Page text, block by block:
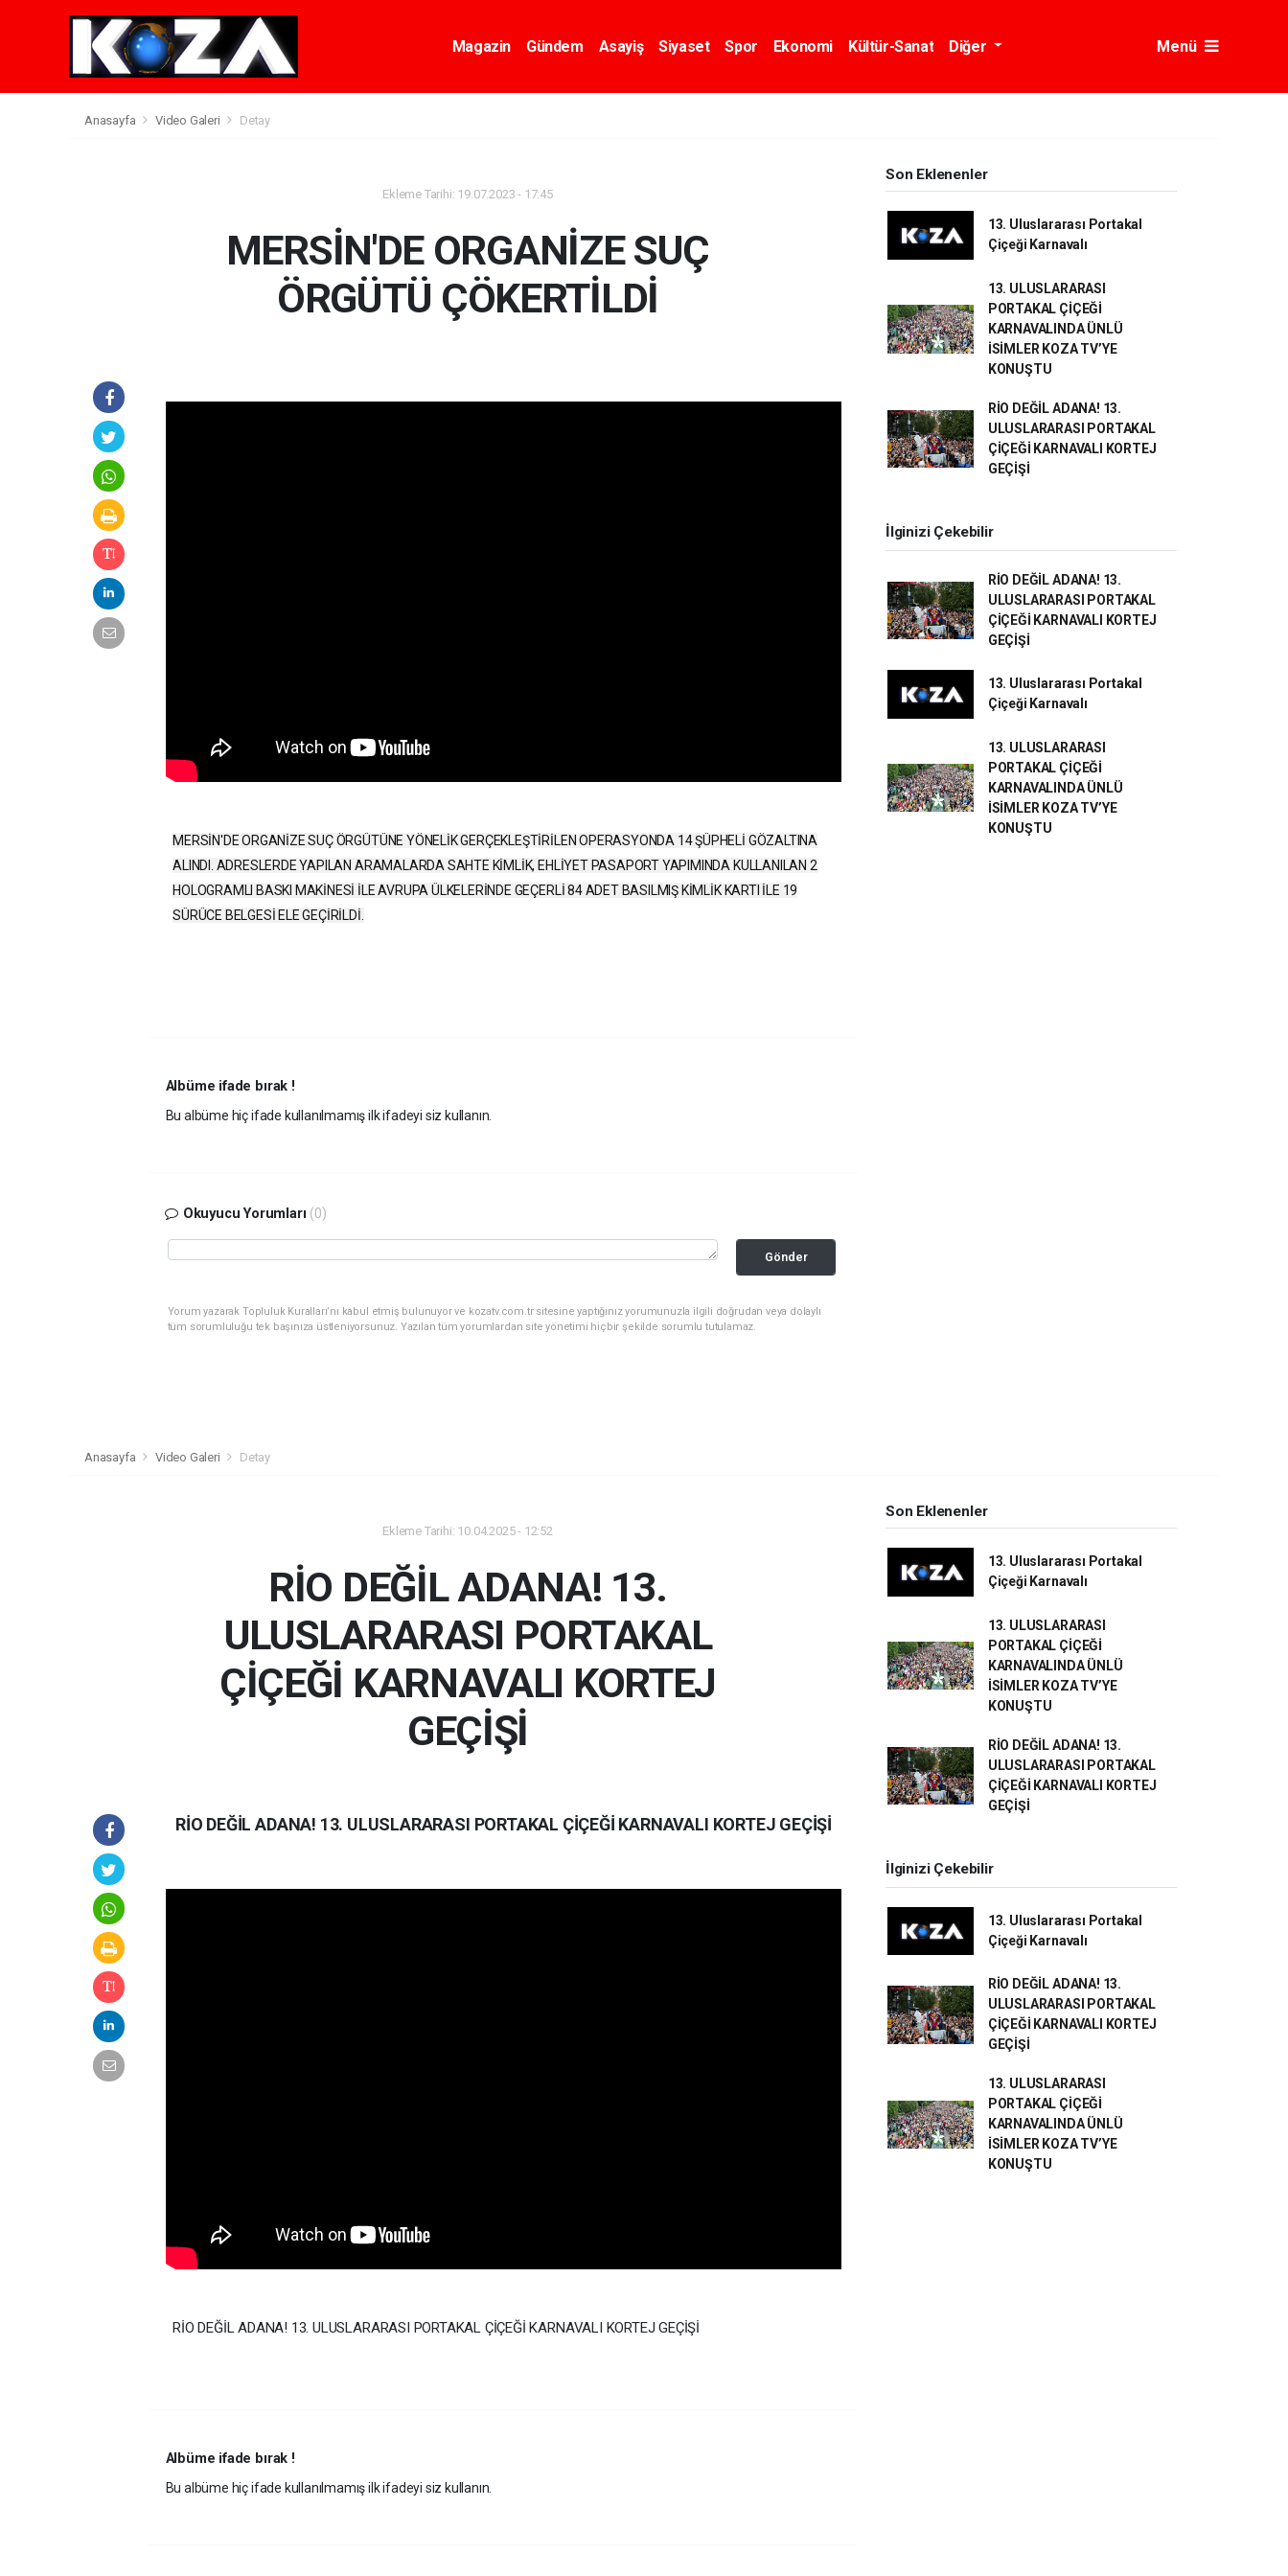
Magazin Gündem Asayiş Siyaset Spor Ekonomi Kültür-Sanat Diğer Menü
Anasayfa Video Galeri Detay
Ekleme Tarihi: 19.07.2023 - 17:45
MERSİN'DE ORGANİZE SUÇ
ÖRGÜTÜ ÇÖKERTİLDİ
MERSİN'DE ORGANİZE SUÇ ÖRGÜTÜNE YÖNELİK GERÇEKLEŞTİRİLEN OPERASYONDA 14 ŞÜPHELİ GÖZALTINA
ALINDI. ADRESLERDE YAPILAN ARAMALARDA SAHTE KİMLİK, EHLİYET PASAPORT YAPIMINDA KULLANILAN 2
HOLOGRAMLI BASKI MAKİNESİ İLE AVRUPA ÜLKELERİNDE GEÇERLİ 84 ADET BASILMIŞ KİMLİK KARTI İLE 19
SÜRÜCE BELGESİ ELE GEÇİRİLDİ.
Albüme ifade bırak !
Bu albüme hiç ifade kullanılmamış ilk ifadeyi siz kullanın.
Okuyucu Yorumları (0)
Gönder
Yorum yazarak Topluluk Kuralları’nı kabul etmiş bulunuyor ve kozatv.com.tr sitesine yaptığınız yorumunuzla ilgili doğrudan veya dolaylı
tüm sorumluluğu tek başınıza üstleniyorsunuz. Yazılan tüm yorumlardan site yönetimi hiçbir şekilde sorumlu tutulamaz.
Son Eklenenler
13. Uluslararası Portakal
Çiçeği Karnavalı
13. ULUSLARARASI
PORTAKAL ÇİÇEĞİ
KARNAVALINDA ÜNLÜ
İSİMLER KOZA TV’YE
KONUŞTU
RİO DEĞİL ADANA! 13.
ULUSLARARASI PORTAKAL
ÇİÇEĞİ KARNAVALI KORTEJ
GEÇİŞİ
İlginizi Çekebilir
RİO DEĞİL ADANA! 13.
ULUSLARARASI PORTAKAL
ÇİÇEĞİ KARNAVALI KORTEJ
GEÇİŞİ
13. Uluslararası Portakal
Çiçeği Karnavalı
13. ULUSLARARASI
PORTAKAL ÇİÇEĞİ
KARNAVALINDA ÜNLÜ
İSİMLER KOZA TV’YE
KONUŞTU
Anasayfa Video Galeri Detay
Ekleme Tarihi: 10.04.2025 - 12:52
RİO DEĞİL ADANA! 13.
ULUSLARARASI PORTAKAL
ÇİÇEĞİ KARNAVALI KORTEJ
GEÇİŞİ
RİO DEĞİL ADANA! 13. ULUSLARARASI PORTAKAL ÇİÇEĞİ KARNAVALI KORTEJ GEÇİŞİ
RİO DEĞİL ADANA! 13. ULUSLARARASI PORTAKAL ÇİÇEĞİ KARNAVALI KORTEJ GEÇİŞİ
Albüme ifade bırak !
Bu albüme hiç ifade kullanılmamış ilk ifadeyi siz kullanın.
Son Eklenenler
13. Uluslararası Portakal
Çiçeği Karnavalı
13. ULUSLARARASI
PORTAKAL ÇİÇEĞİ
KARNAVALINDA ÜNLÜ
İSİMLER KOZA TV’YE
KONUŞTU
RİO DEĞİL ADANA! 13.
ULUSLARARASI PORTAKAL
ÇİÇEĞİ KARNAVALI KORTEJ
GEÇİŞİ
İlginizi Çekebilir
13. Uluslararası Portakal
Çiçeği Karnavalı
RİO DEĞİL ADANA! 13.
ULUSLARARASI PORTAKAL
ÇİÇEĞİ KARNAVALI KORTEJ
GEÇİŞİ
13. ULUSLARARASI
PORTAKAL ÇİÇEĞİ
KARNAVALINDA ÜNLÜ
İSİMLER KOZA TV’YE
KONUŞTU